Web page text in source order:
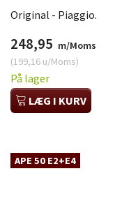
Original - Piaggio.
248,95 m/Moms
(199,16 u/Moms)
På lager
LÆG I KURV
APE 50 E2+E4